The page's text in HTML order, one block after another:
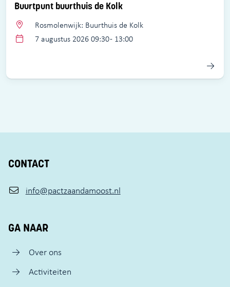
Buurtpunt buurthuis de Kolk
Rosmolenwijk: Buurthuis de Kolk
7 augustus 2026 09:30 - 13:00
CONTACT
info@pactzaandamoost.nl
GA NAAR
Over ons
Activiteiten